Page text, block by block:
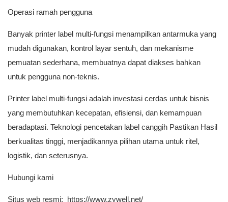
Operasi ramah pengguna
Banyak printer label multi-fungsi menampilkan antarmuka yang
mudah digunakan, kontrol layar sentuh, dan mekanisme
pemuatan sederhana, membuatnya dapat diakses bahkan
untuk pengguna non-teknis.
Printer label multi-fungsi adalah investasi cerdas untuk bisnis
yang membutuhkan kecepatan, efisiensi, dan kemampuan
beradaptasi. Teknologi pencetakan label canggih Pastikan Hasil
berkualitas tinggi, menjadikannya pilihan utama untuk ritel,
logistik, dan seterusnya.
Hubungi kami
Situs web resmi: https://www.zywell.net/